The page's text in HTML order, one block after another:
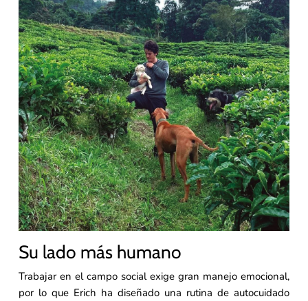
Su lado más humano
Trabajar en el campo social exige gran manejo emocional,
por lo que Erich ha diseñado una rutina de autocuidado